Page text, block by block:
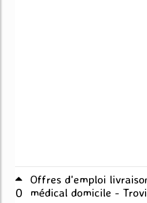
0
Offres d'emploi
médical domicile -